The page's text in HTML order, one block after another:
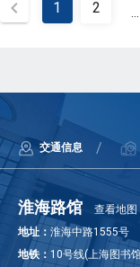
1 2
交通信息 /
淮海路馆
查看地图
地址： 淮海中路1555号
地铁： 10号线(上海图书